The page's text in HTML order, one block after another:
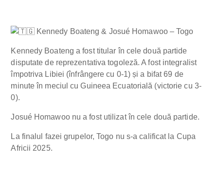
Kennedy Boateng & Josué Homawoo – Togo
Kennedy Boateng a fost titular în cele două partide
disputate de reprezentativa togoleză. A fost integralist
împotriva Libiei (înfrângere cu 0-1) și a bifat 69 de
minute în meciul cu Guineea Ecuatorială (victorie cu 3-
0).
Josué Homawoo nu a fost utilizat în cele două partide.
La finalul fazei grupelor, Togo nu s-a calificat la Cupa
Africii 2025.